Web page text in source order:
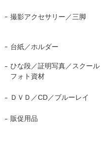
撮影アクセサリー／三脚
台紙／ホルダー
ひな段／証明写真／スクール
フォト資材
ＤＶＤ／CD／ブルーレイ
販促用品